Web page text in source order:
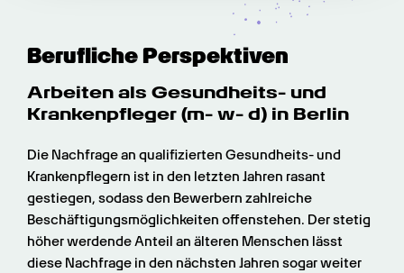
Berufliche Perspektiven
Arbeiten als Gesundheits- und
Krankenpfleger (m- w- d) in Berlin
Die Nachfrage an qualifizierten Gesundheits- und
Krankenpflegern ist in den letzten Jahren rasant
gestiegen, sodass den Bewerbern zahlreiche
Beschäftigungsmöglichkeiten offenstehen. Der stetig
höher werdende Anteil an älteren Menschen lässt
diese Nachfrage in den nächsten Jahren sogar weiter